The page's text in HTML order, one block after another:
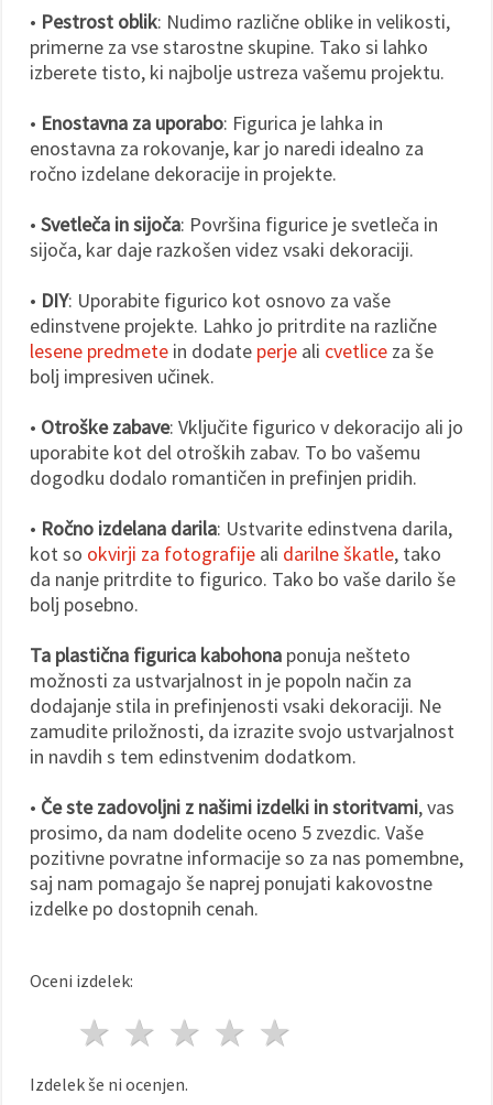
• Pestrost oblik: Nudimo različne oblike in velikosti,
primerne za vse starostne skupine. Tako si lahko
izberete tisto, ki najbolje ustreza vašemu projektu.
• Enostavna za uporabo: Figurica je lahka in
enostavna za rokovanje, kar jo naredi idealno za
ročno izdelane dekoracije in projekte.
• Svetleča in sijoča: Površina figurice je svetleča in
sijoča, kar daje razkošen videz vsaki dekoraciji.
• DIY: Uporabite figurico kot osnovo za vaše
edinstvene projekte. Lahko jo pritrdite na različne
lesene predmete in dodate perje ali cvetlice za še
bolj impresiven učinek.
• Otroške zabave: Vključite figurico v dekoracijo ali jo
uporabite kot del otroških zabav. To bo vašemu
dogodku dodalo romantičen in prefinjen pridih.
• Ročno izdelana darila: Ustvarite edinstvena darila,
kot so okvirji za fotografije ali darilne škatle, tako
da nanje pritrdite to figurico. Tako bo vaše darilo še
bolj posebno.
Ta plastična figurica kabohona ponuja nešteto
možnosti za ustvarjalnost in je popoln način za
dodajanje stila in prefinjenosti vsaki dekoraciji. Ne
zamudite priložnosti, da izrazite svojo ustvarjalnost
in navdih s tem edinstvenim dodatkom.
• Če ste zadovoljni z našimi izdelki in storitvami, vas
prosimo, da nam dodelite oceno 5 zvezdic. Vaše
pozitivne povratne informacije so za nas pomembne,
saj nam pomagajo še naprej ponujati kakovostne
izdelke po dostopnih cenah.
Oceni izdelek:
4 zvezde
3 zvezde
2 zvezde
1 zvezda
Izdelek še ni ocenjen.